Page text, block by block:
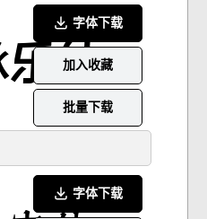
字体下载
加入收藏
批量下载
字体下载